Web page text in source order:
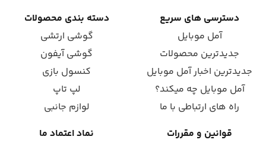
دسترسی های سریع
آمل موبایل
جدیدترین محصولات
جدیدترین اخبار آمل موبایل
آمل موبایل چه میکند؟
راه های ارتباطی با ما
دسته بندی محصولات
گوشی ارتشی
گوشی آیفون
کنسول بازی
لپ تاپ
لوازم جانبی
قوانین و مقررات
نماد اعتماد ما